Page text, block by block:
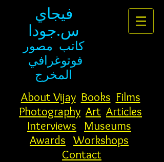
فيجاي
س.جودا
كاتب مصور
فوتوغرافي
المخرج
About Vijay Books Films
Photography Art Articles
Interviews
Museums
Awards Workshops
Contact